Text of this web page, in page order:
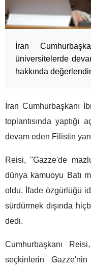
İran
üniversitelerde
hakkında
İran Cumhurbaşkanı
toplantısında yaptığı
devam eden Filistin
Reisi, ''Gazze'de
dünya kamuoyu Batı
oldu. İfade özgürlüğü
sürdürmek dışında
dedi.
Cumhurbaşkanı
seçkinlerin Gazze'nin